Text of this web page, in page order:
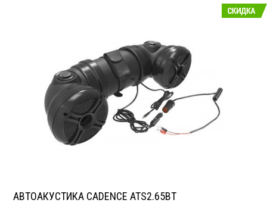
АВТОАКУСТИКА CADENCE ATS2.65BT